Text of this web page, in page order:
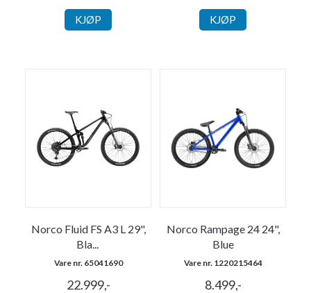
KJØP KJØP
Norco Fluid FS A3 L 29",
Bla...
Vare nr. 65041690
22.999,-
Norco Rampage 24 24",
Blue
Vare nr. 1220215464
8.499,-